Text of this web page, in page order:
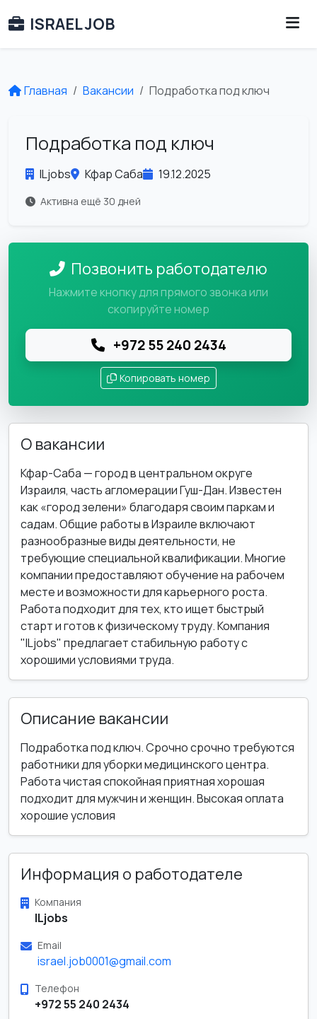
ISRAEL JOB
Главная Вакансии Подработка под ключ
Подработка под ключ
ILjobs Кфар Саба 19.12.2025
Активна ещё 30 дней
Позвонить работодателю
Нажмите кнопку для прямого звонка или
скопируйте номер
+972 55 240 2434
Копировать номер
О вакансии
Кфар-Саба — город в центральном округе
Израиля, часть агломерации Гуш-Дан. Известен
как «город зелени» благодаря своим паркам и
садам. Общие работы в Израиле включают
разнообразные виды деятельности, не
требующие специальной квалификации. Многие
компании предоставляют обучение на рабочем
месте и возможности для карьерного роста.
Работа подходит для тех, кто ищет быстрый
старт и готов к физическому труду. Компания
"ILjobs" предлагает стабильную работу с
хорошими условиями труда.
Описание вакансии
Подработка под ключ. Срочно срочно требуются
работники для уборки медицинского центра.
Работа чистая спокойная приятная хорошая
подходит для мужчин и женщин. Высокая оплата
хорошие условия
Информация о работодателе
Компания
ILjobs
Email
israel.job0001@gmail.com
Телефон
+972 55 240 2434